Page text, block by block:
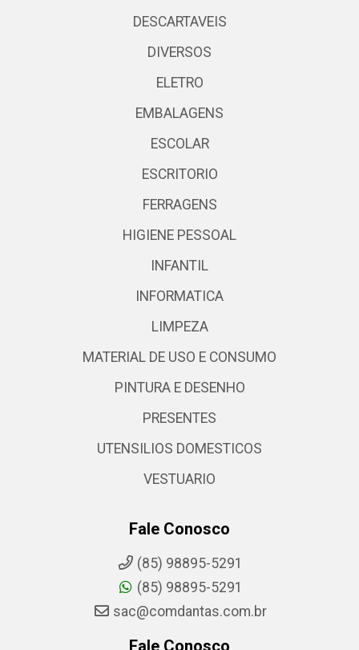
DESCARTAVEIS
DIVERSOS
ELETRO
EMBALAGENS
ESCOLAR
ESCRITORIO
FERRAGENS
HIGIENE PESSOAL
INFANTIL
INFORMATICA
LIMPEZA
MATERIAL DE USO E CONSUMO
PINTURA E DESENHO
PRESENTES
UTENSILIOS DOMESTICOS
VESTUARIO
Fale Conosco
(85) 98895-5291
(85) 98895-5291
sac@comdantas.com.br
Fale Conosco